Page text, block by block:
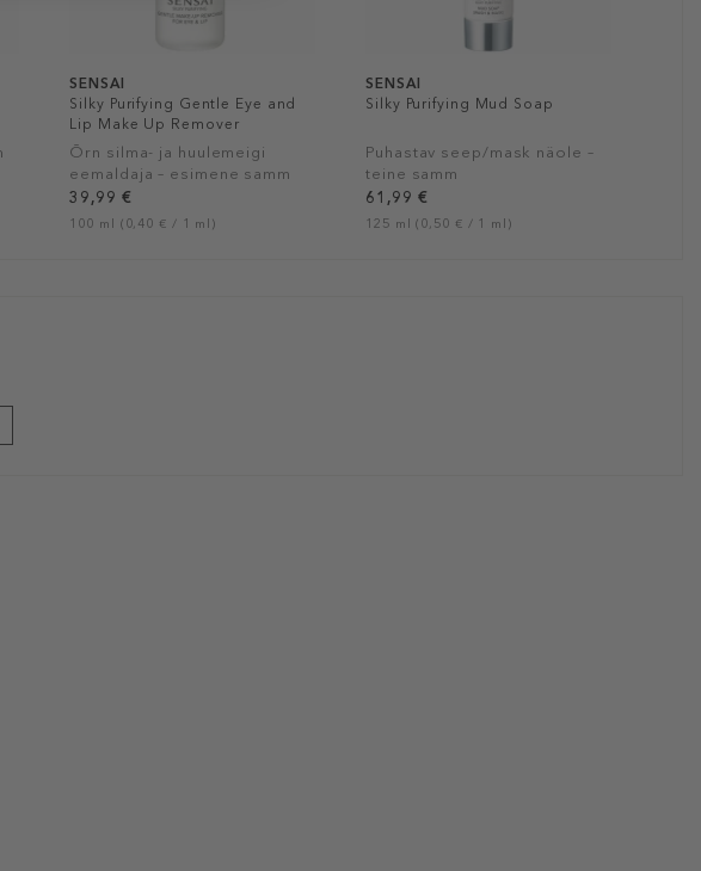
SENSAI
Silky Purifying Gentle Eye and
Lip Make Up Remover
Õrn silma- ja huulemeigi
eemaldaja – esimene samm
39,99 €
100 ml (0,40 € / 1 ml)
SENSAI
Silky Purifying Mud Soap
Puhastav seep/mask näole –
teine samm
61,99 €
125 ml (0,50 € / 1 ml)